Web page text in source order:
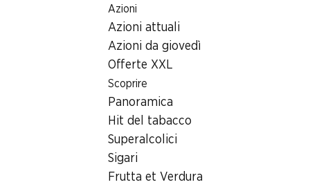
Azioni
Azioni attuali
Azioni da giovedì
Offerte XXL
Scoprire
Panoramica
Hit del tabacco
Superalcolici
Sigari
Frutta et Verdura
Ricerca di filiale
Filiale Denner Seedamm-Center 0, 8808 Pfäffikon
8808 Pfäffikon, Seedamm-